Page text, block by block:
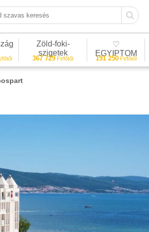
keresés
Zöld-foki-
szigetek
367 729 Ft/főtől
♡
EGYIPTOM
191 250Ft/főtől